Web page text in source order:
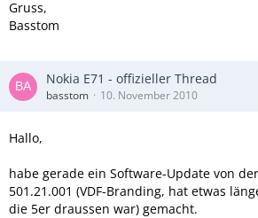
Gruss,
Basstom
Nokia E71 - offizieller Thread
basstom 10. November 2010
Hallo,
habe gerade ein Software-Update von
501.21.001 (VDF-Branding, hat etwas
die 5er draussen war) gemacht.